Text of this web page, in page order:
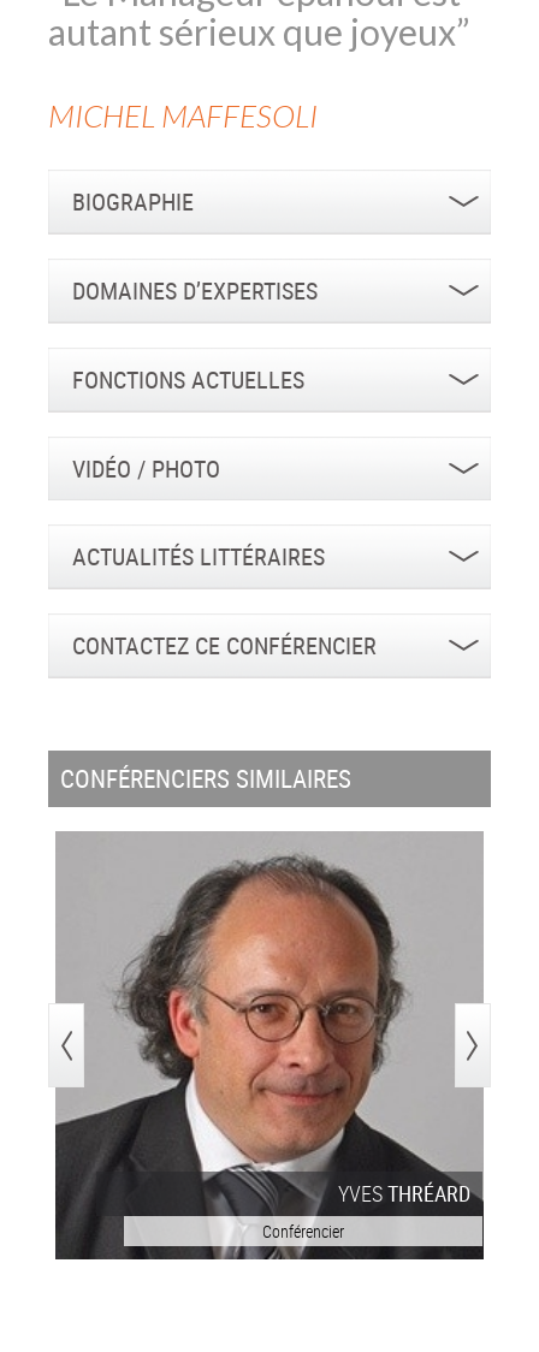
autant sérieux que joyeux”
MICHEL MAFFESOLI
BIOGRAPHIE
DOMAINES D’EXPERTISES
FONCTIONS ACTUELLES
VIDÉO / PHOTO
ACTUALITÉS LITTÉRAIRES
CONTACTEZ CE CONFÉRENCIER
CONFÉRENCIERS SIMILAIRES
YVESTHRÉARD
Conférencier
>